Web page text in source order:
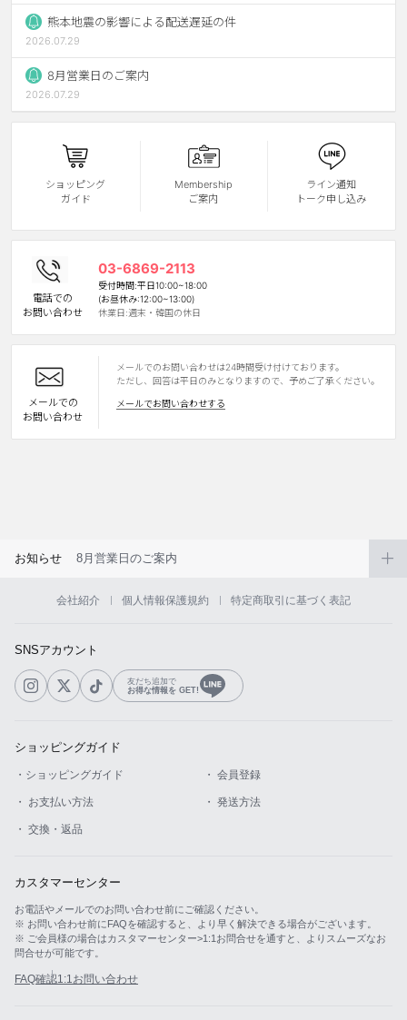
ケア用品
レビュー
EYEしてる
総合掲示板
カスタマーサービス
ショッピングガイド
INSTAGRAM TWITTER LINE FACEBOOK
熊本地震の影響による配送遅延の件
2026.07.29
8月営業日のご案内
2026.07.29
ショッピング
ガイド
Membership
ご案内
ライン通知
トーク申し込み
電話での
お問い合わせ
03-6869-2113
受付時間:平日10:00~18:00
(お昼休み:12:00~13:00)
休業日:週末・韓国の休日
メールでの
お問い合わせ
メールでのお問い合わせは24時間受け付けております。
ただし、回答は平日のみとなりますので、予めご了承ください。
メールでお問い合わせする
お知らせ 8月営業日のご案内
会社紹介 個人情報保護規約 特定商取引に基づく表記
SNSアカウント
友だち追加で
お得な情報を GET!
ショッピングガイド
・ショッピングガイド ・ 会員登録
・ お支払い方法 ・ 発送方法
・ 交換・返品
カスタマーセンター
お電話やメールでのお問い合わせ前にご確認ください。
※ お問い合わせ前にFAQを確認すると、より早く解決できる場合がございます。
※ ご会員様の場合はカスタマーセンター>1:1お問合せを通すと、よりスムーズなお
問合せが可能です。
FAQ確認1:1お問い合わせ